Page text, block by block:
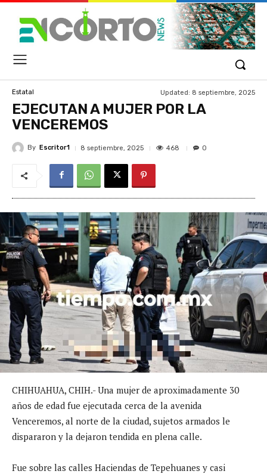
Estatal Updated: 8 septiembre, 2025
EJECUTAN A MUJER POR LA
VENCEREMOS
By Escritor1 8 septiembre, 2025 468 0
CHIHUAHUA, CHIH.- Una mujer de aproximadamente 30
años de edad fue ejecutada cerca de la avenida
Venceremos, al norte de la ciudad, sujetos armados le
dispararon y la dejaron tendida en plena calle.
Fue sobre las calles Haciendas de Tepehuanes y casi